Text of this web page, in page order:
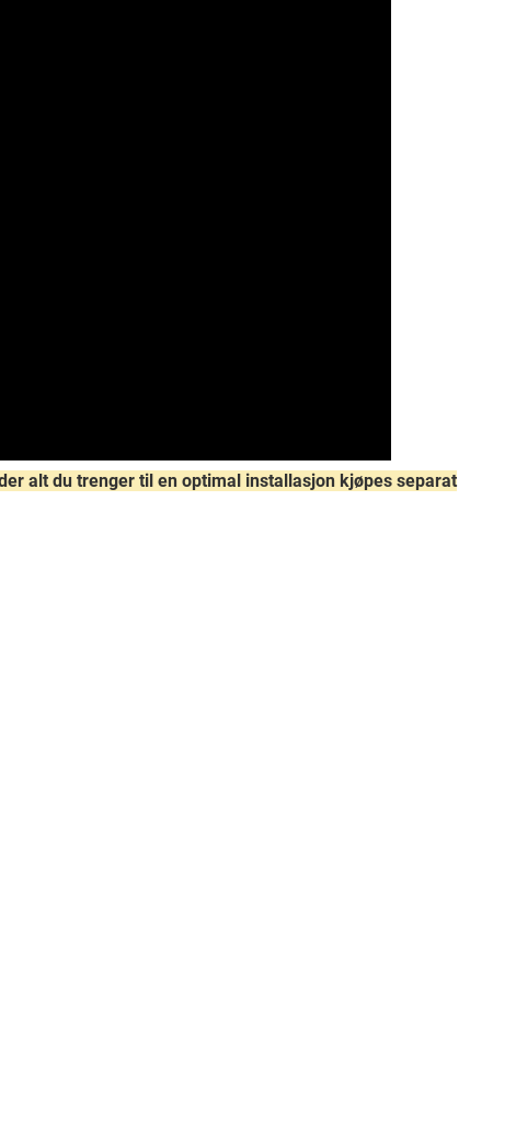
alt du trenger til en optimal installasjon kjøpes separat